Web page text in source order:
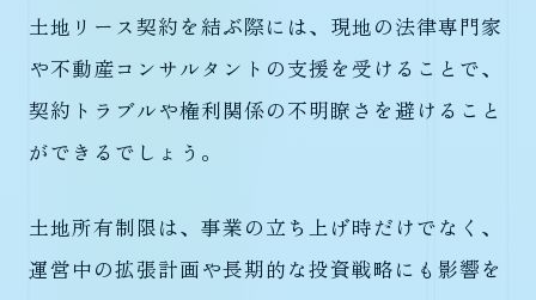
土地リース契約を結ぶ際には、現地の法律専門家
や不動産コンサルタントの支援を受けることで、
契約トラブルや権利関係の不明瞭さを避けること
ができるでしょう。
土地所有制限は、事業の立ち上げ時だけでなく、
運営中の拡張計画や長期的な投資戦略にも影響を